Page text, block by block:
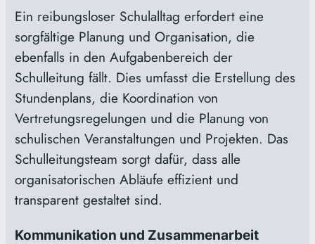
Ein reibungsloser Schulalltag erfordert eine
sorgfältige Planung und Organisation, die
ebenfalls in den Aufgabenbereich der
Schulleitung fällt. Dies umfasst die Erstellung des
Stundenplans, die Koordination von
Vertretungsregelungen und die Planung von
schulischen Veranstaltungen und Projekten. Das
Schulleitungsteam sorgt dafür, dass alle
organisatorischen Abläufe effizient und
transparent gestaltet sind.
Kommunikation und Zusammenarbeit